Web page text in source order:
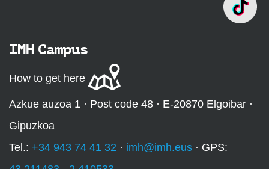
IMH Campus
How to get here
Azkue auzoa 1 · Post code 48 · E-20870 Elgoibar ·
Gipuzkoa
Tel.: +34 943 74 41 32 · imh@imh.eus · GPS: